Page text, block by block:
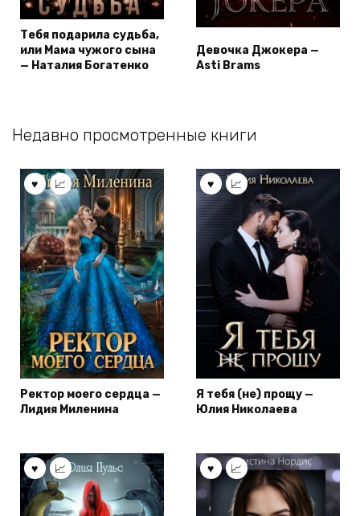
Тебя подарила судьба,
или Мама чужого сына
— Наталия Богатенко
Девочка Джокера —
Asti Brams
Недавно просмотренные книги
Ректор моего сердца —
Лидия Миленина
Я тебя (не) прощу —
Юлия Николаева